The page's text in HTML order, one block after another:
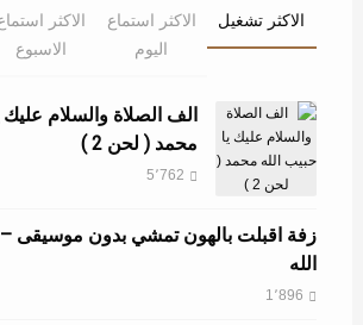
الاكثر تشغيل
الاكثر استماع
اليوم
الاكثر
الاسبوع
الف الصلاة والسلام عليك
محمد ( لحن 2 )
5٬762
زفة اقبلت بالهون تمشي بدون موسيقى –
الله
1٬896